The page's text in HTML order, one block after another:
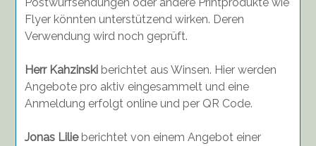
Flyer könnten unterstützend wirken. Deren
Verwendung wird noch geprüft.
Herr Kahzinskiberichtet aus Winsen. Hier werden
Angebote pro aktiv eingesammelt und eine
Anmeldung erfolgt online und per QR Code.
Jonas Lilieberichtet von einem Angebot einer